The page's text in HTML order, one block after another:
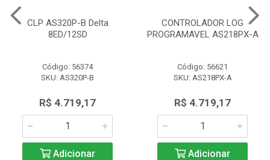
CLP AS320P-B Delta
8ED/12SD
Código: 56374
SKU: AS320P-B
R$ 4.719,17
Adicionar
CONTROLADOR LOG
PROGRAMAVEL AS218PX-A
Código: 56621
SKU: AS218PX-A
R$ 4.719,17
Adicionar